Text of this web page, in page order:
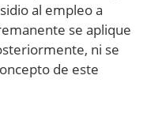
al empleo a
se aplique
ni se
de este